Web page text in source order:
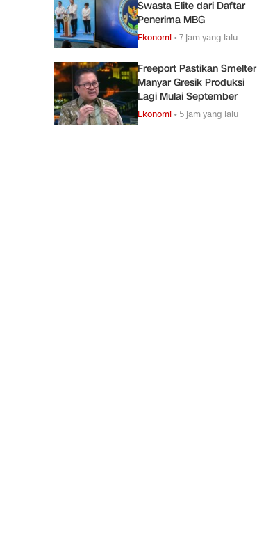
Swasta Elite dari Daftar
Penerima MBG
Ekonomi •7 jam yang lalu
Freeport Pastikan Smelter
Manyar Gresik Produksi
Lagi Mulai September
Ekonomi • 5 jam yang lalu